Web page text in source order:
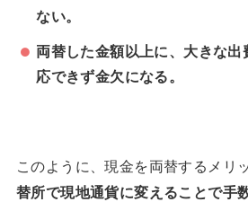
ない。
両替した金額以上に、大きな
応できず金欠になる。
このように、現金を両替するメリ
替所で現地通貨に変えることで手